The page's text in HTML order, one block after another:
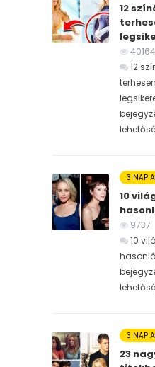
12
40164
12
3 NAP
10
9737
10
3 NAP
23